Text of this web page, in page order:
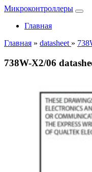
Микроконтроллеры
Главная
Главная » datasheet »
738W-X2/06